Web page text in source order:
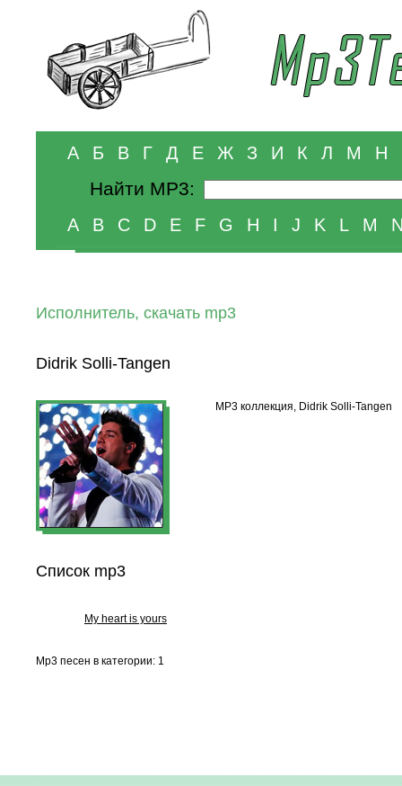
А Б В Г Д Е Ж З И К Л М Н
Найти MP3:
A B C D E F G H I J K L M
Исполнитель, скачать mp3
Didrik Solli-Tangen
MP3 коллекция, Didrik Solli-Tangen
Список mp3
My heart is yours
Mp3 песен в категории: 1